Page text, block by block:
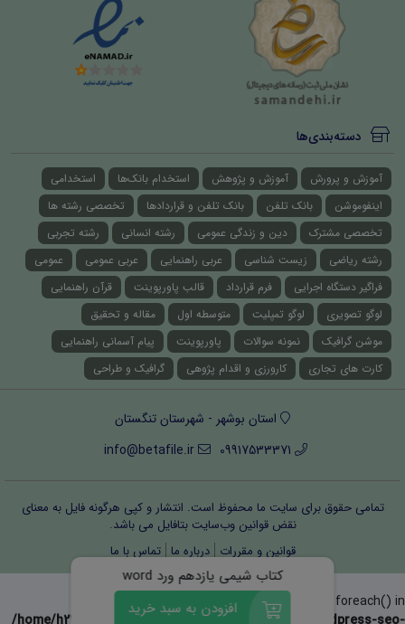
دسته‌بندی‌ها
آموزش و پرورش آموزش و پژوهش استخدام بانک‌ها
استخدامی
اینفوموشن
بانک تلفن بانک تلفن و قراردادها
تخصصی رشته ها
تخصصی مشترک
دین و زندگی عمومی رشته انسانی
رشته تجربی
رشته ریاضی
زیست شناسی عربی راهنمایی عربی عمومی
عمومی
فراگیر دستگاه اجرایی
فرم قرارداد قالب پاورپوینت
قرآن راهنمایی
لوگو تصویری
لوگو تمپلیت متوسطه اول
مقاله و تحقیق
موشن گرافیک
نمونه سوالات پاورپوینت
پیام آسمانی راهنمایی
کارت های تجاری
کارورزی و اقدام پژوهی گرافیک و طراحی
استان بوشهر - شهرستان تنگستان
09917533371
info@betafile.ir
تمامی حقوق برای سایت ما محفوظ است. انتشار و کپی هرگونه فایل‌ به معنای
نقض قوانین وب‌سایت بتافایل می باشد.
قوانین و مقررات درباره ما تماس با ما
Warning : Invalid argument supplied for foreach() in
/home/h232166/public_html/wp-content/plugins/wordpress-seo-
کتاب شیمی یازدهم ورد word
افزودن به سبد خرید